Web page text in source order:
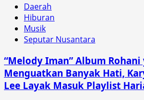
Daerah
Hiburan
Musik
Seputar Nusantara
“Melody Iman” Album Rohani
Menguatkan Banyak Hati,
Lee Layak Masuk Playlist